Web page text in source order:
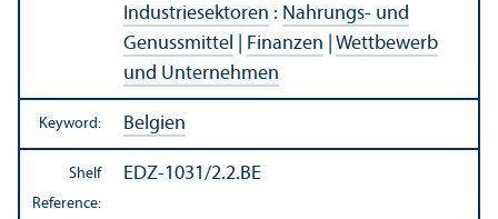
Industriesektoren : Nahrungs- und
Genussmittel
Finanzen
Wettbewerb
und Unternehmen
Keyword: Belgien
Shelf
Reference:
EDZ-1031/2.2.BE